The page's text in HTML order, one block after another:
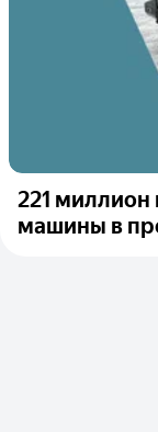
221 миллион
машины в